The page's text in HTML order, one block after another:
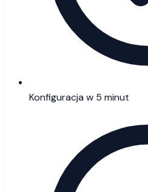
Konfiguracja w 5 minut